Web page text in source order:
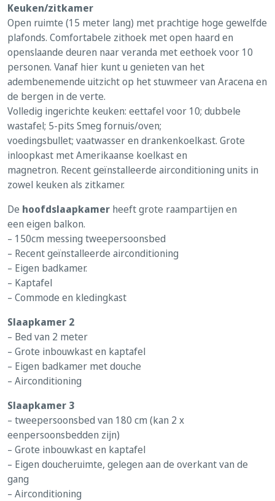
Keuken/zitkamer
Open ruimte (15 meter lang) met prachtige hoge gewelfde
plafonds. Comfortabele zithoek met open haard en
openslaande deuren naar veranda met eethoek voor 10
personen. Vanaf hier kunt u genieten van het
adembenemende uitzicht op het stuwmeer van Aracena en
de bergen in de verte.
Volledig ingerichte keuken: eettafel voor 10; dubbele
wastafel; 5-pits Smeg fornuis/oven;
voedingsbullet; vaatwasser en drankenkoelkast. Grote
inloopkast met Amerikaanse koelkast en
magnetron. Recent geïnstalleerde airconditioning units in
zowel keuken als zitkamer.
De hoofdslaapkamer heeft grote raampartijen en
een eigen balkon.
– 150cm messing tweepersoonsbed
– Recent geïnstalleerde airconditioning
– Eigen badkamer.
– Kaptafel
– Commode en kledingkast
Slaapkamer 2
– Bed van 2 meter
– Grote inbouwkast en kaptafel
– Eigen badkamer met douche
– Airconditioning
Slaapkamer 3
– tweepersoonsbed van 180 cm (kan 2 x
eenpersoonsbedden zijn)
– Grote inbouwkast en kaptafel
– Eigen doucheruimte, gelegen aan de overkant van de
gang
– Airconditioning